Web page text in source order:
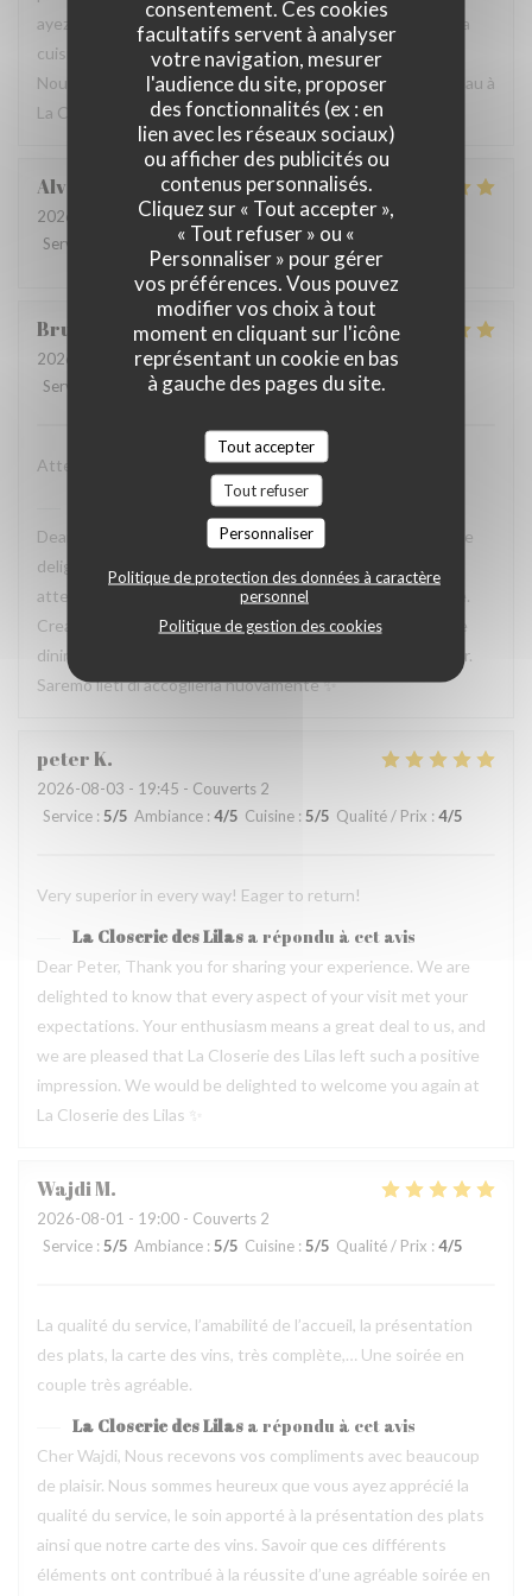
consentement. Ces cookies
facultatifs servent à analyser
votre navigation, mesurer
l'audience du site, proposer
des fonctionnalités (ex : en
lien avec les réseaux sociaux)
ou afficher des publicités ou
contenus personnalisés.
Cliquez sur « Tout accepter »,
« Tout refuser » ou «
Personnaliser » pour gérer
vos préférences. Vous pouvez
modifier vos choix à tout
moment en cliquant sur l'icône
représentant un cookie en bas
à gauche des pages du site.
Tout accepter
Tout refuser
Personnaliser
Politique de protection des données à caractère
personnel
Politique de gestion des cookies
ayez apprécié le cadre de la maison ainsi que la qualité de la
cuisine. Nous prenons également note de vos remarques.
Nous espérons avoir l’occasion de vous accueillir de nouveau à
La Closerie des Lilas ✨
Alvaro
2026-08-01
- 20:15 - Couverts 3
Service
Ambiance : 5/5 Cuisine: 5 /5 Qualité / Prix
Bruno
2026-08-03
- 21:15 - Couverts 2
Service
Ambiance: 5/5 Cuisine:5/5 Qualité / Prix
Attenzione al cliente massima e cibo eccellente
La Closerie des Lilasa répondu à cet avis
Dear Bruno, Thank you for sharing your experience. We are
delighted to know that you appreciated both the
attentiveness of the service and the quality of the cuisine.
Creating a welcoming environment alongside a memorable
dining experience is at the heart of what we strive to offer.
Saremo lieti di accoglierla nuovamente ✨
peterK
2026-08-03 - 19:45 - Couverts 2
Service : 5/5 Ambiance : 4/5 Cuisine : 5/5 Qualité / Prix : 4/5
Very superior in every way! Eager to return!
La Closerie des Lilas a répondu à cet avis
Dear Peter, Thank you for sharing your experience. We are
delighted to know that every aspect of your visit met your
expectations. Your enthusiasm means a great deal to us, and
we are pleased that La Closerie des Lilas left such a positive
impression. We would be delighted to welcome you again at
La Closerie des Lilas ✨
WajdiM
2026-08-01 - 19:00 - Couverts 2
Service : 5/5 Ambiance : 5/5 Cuisine : 5/5 Qualité / Prix : 4/5
La qualité du service, l’amabilité de l’accueil, la présentation
des plats, la carte des vins, très complète,… Une soirée en
couple très agréable.
La Closerie des Lilas a répondu à cet avis
Cher Wajdi, Nous recevons vos compliments avec beaucoup
de plaisir. Nous sommes heureux que vous ayez apprécié la
qualité du service, le soin apporté à la présentation des plats
ainsi que notre carte des vins. Savoir que ces différents
éléments ont contribué à la réussite d’une agréable soirée en